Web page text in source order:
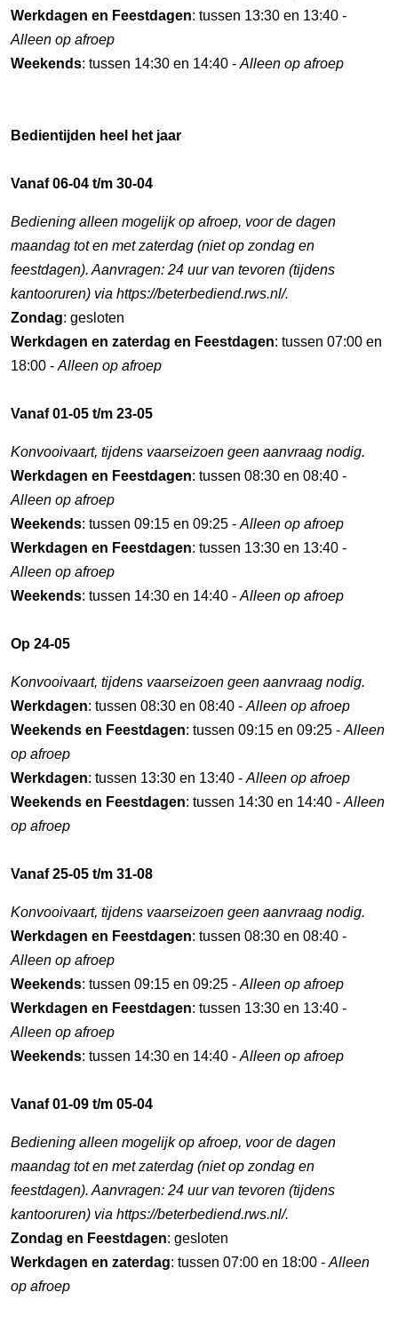
Werkdagen en Feestdagen: tussen 13:30 en 13:40 -
Alleen op afroep
Weekends: tussen 14:30 en 14:40 - Alleen op afroep
Bedientijden heel het jaar
Vanaf 06-04 t/m 30-04
Bediening alleen mogelijk op afroep, voor de dagen
maandag tot en met zaterdag (niet op zondag en
feestdagen). Aanvragen: 24 uur van tevoren (tijdens
kantooruren) via https://beterbediend.rws.nl/.
Zondag: gesloten
Werkdagen en zaterdag en Feestdagen: tussen 07:00 en
18:00 - Alleen op afroep
Vanaf 01-05 t/m 23-05
Konvooivaart, tijdens vaarseizoen geen aanvraag nodig.
Werkdagen en Feestdagen: tussen 08:30 en 08:40 -
Alleen op afroep
Weekends: tussen 09:15 en 09:25 - Alleen op afroep
Werkdagen en Feestdagen: tussen 13:30 en 13:40 -
Alleen op afroep
Weekends: tussen 14:30 en 14:40 - Alleen op afroep
Op 24-05
Konvooivaart, tijdens vaarseizoen geen aanvraag nodig.
Werkdagen: tussen 08:30 en 08:40 - Alleen op afroep
Weekends en Feestdagen: tussen 09:15 en 09:25 - Alleen
op afroep
Werkdagen: tussen 13:30 en 13:40 - Alleen op afroep
Weekends en Feestdagen: tussen 14:30 en 14:40 - Alleen
op afroep
Vanaf 25-05 t/m 31-08
Konvooivaart, tijdens vaarseizoen geen aanvraag nodig.
Werkdagen en Feestdagen: tussen 08:30 en 08:40 -
Alleen op afroep
Weekends: tussen 09:15 en 09:25 - Alleen op afroep
Werkdagen en Feestdagen: tussen 13:30 en 13:40 -
Alleen op afroep
Weekends: tussen 14:30 en 14:40 - Alleen op afroep
Vanaf 01-09 t/m 05-04
Bediening alleen mogelijk op afroep, voor de dagen
maandag tot en met zaterdag (niet op zondag en
feestdagen). Aanvragen: 24 uur van tevoren (tijdens
kantooruren) via https://beterbediend.rws.nl/.
Zondag en Feestdagen: gesloten
Werkdagen en zaterdag: tussen 07:00 en 18:00 - Alleen
op afroep